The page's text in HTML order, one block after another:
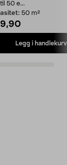
50 e...
50 m²
Legg i handlekurv